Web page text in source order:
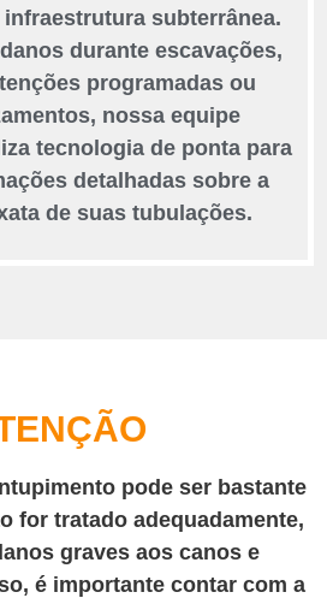
subterrânea.
durante escavações,
programadas ou
nossa equipe
tecnologia de ponta para
detalhadas sobre a
de suas tubulações.
pode ser bastante
for tratado adequadamente,
graves aos canos e
é importante contar com a